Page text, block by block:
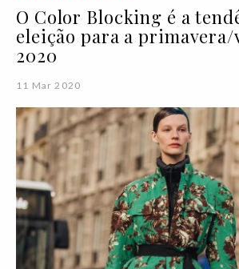
O Color Blocking é a
eleição para a primavera/
2020
11 Mar 2020